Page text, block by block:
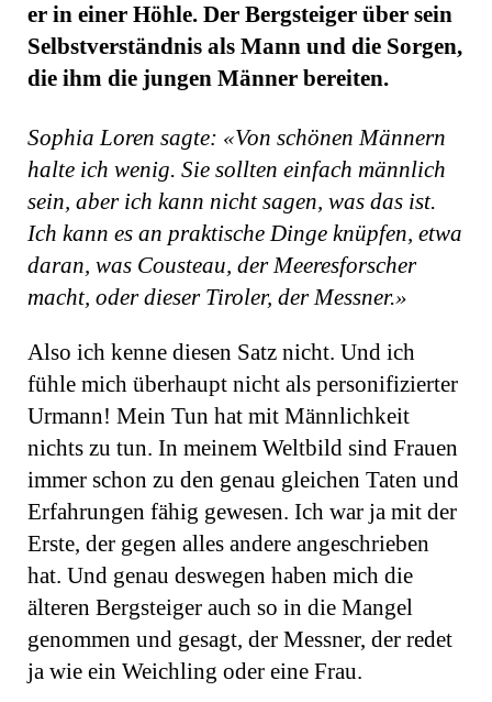
er in einer Höhle. Der Bergsteiger über sein
Selbstverständnis als Mann und die Sorgen,
die ihm die jungen Männer bereiten.
Sophia Loren sagte: «Von schönen Männern
halte ich wenig. Sie sollten einfach männlich
sein, aber ich kann nicht sagen, was das ist.
Ich kann es an praktische Dinge knüpfen, etwa
daran, was Cousteau, der Meeresforscher
macht, oder dieser Tiroler, der Messner.»
Also ich kenne diesen Satz nicht. Und ich
fühle mich überhaupt nicht als personifizierter
Urmann! Mein Tun hat mit Männlichkeit
nichts zu tun. In meinem Weltbild sind Frauen
immer schon zu den genau gleichen Taten und
Erfahrungen fähig gewesen. Ich war ja mit der
Erste, der gegen alles andere angeschrieben
hat. Und genau deswegen haben mich die
älteren Bergsteiger auch so in die Mangel
genommen und gesagt, der Messner, der redet
ja wie ein Weichling oder eine Frau.